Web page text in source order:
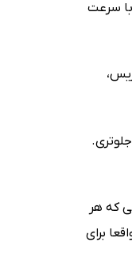
سرعت
که هر
برای